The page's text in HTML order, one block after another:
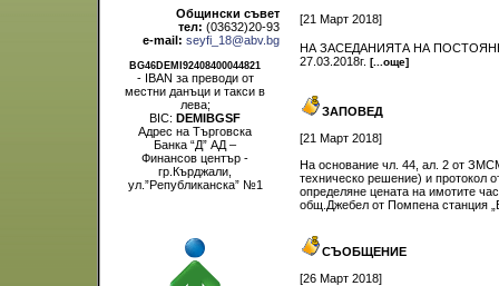
Общински съвет
тел: (03632)20-93
e-mail: seyfi_18@abv.bg
BG46DEMI92408400044821
- IBAN за преводи от
местни данъци и такси в
лева;
BIC: DEMIBGSF
Адрес на Търговска
Банка “Д” АД –
Финансов център -
гр.Кърджали,
ул.”Републиканска” №1
[21 Март 2018]
НА ЗАСЕДАНИЯТА НА
27.03.2018г. [...още]
ЗАПОВЕД
[21 Март 2018]
На основание чл. 44, ал. 2 от
техническо решение) и протокол
определяне цената на имотите
общ.Джебел от Помпена станция
СЪОБЩЕНИЕ
[26 Март 2018]